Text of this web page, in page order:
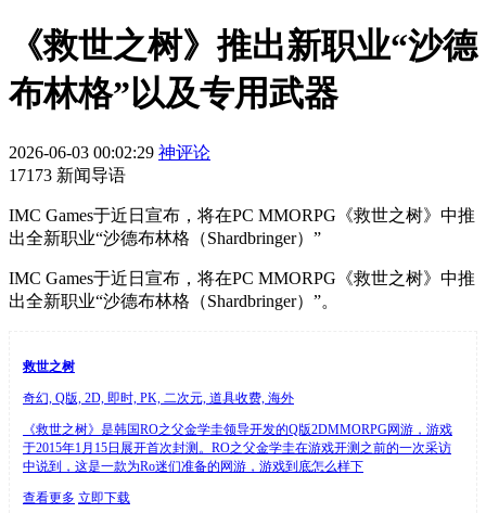
《救世之树》推出新职业“沙德
布林格”以及专用武器
2026-06-03 00:02:29 神评论
17173 新闻导语
IMC Games于近日宣布，将在PC MMORPG《救世之树》中推
出全新职业“沙德布林格（Shardbringer）”
IMC Games于近日宣布，将在PC MMORPG《救世之树》中推
出全新职业“沙德布林格（Shardbringer）”。
救世之树
奇幻, Q版, 2D, 即时, PK, 二次元, 道具收费, 海外
《救世之树》是韩国RO之父金学圭领导开发的Q版2DMMORPG网游，游戏
于2015年1月15日展开首次封测。RO之父金学圭在游戏开测之前的一次采访
中说到，这是一款为Ro迷们准备的网游，游戏到底怎么样下
查看更多 立即下载